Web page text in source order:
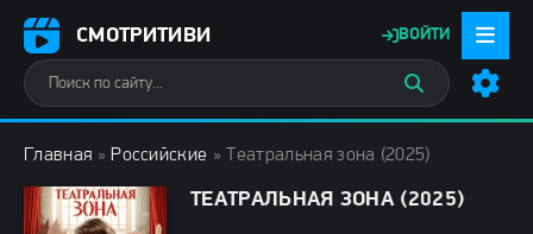
СМОТРИТИВИ ВОЙТИ
Главная » Российские » Театральная зона (2025)
ТЕАТРАЛЬНАЯ ЗОНА (2025)